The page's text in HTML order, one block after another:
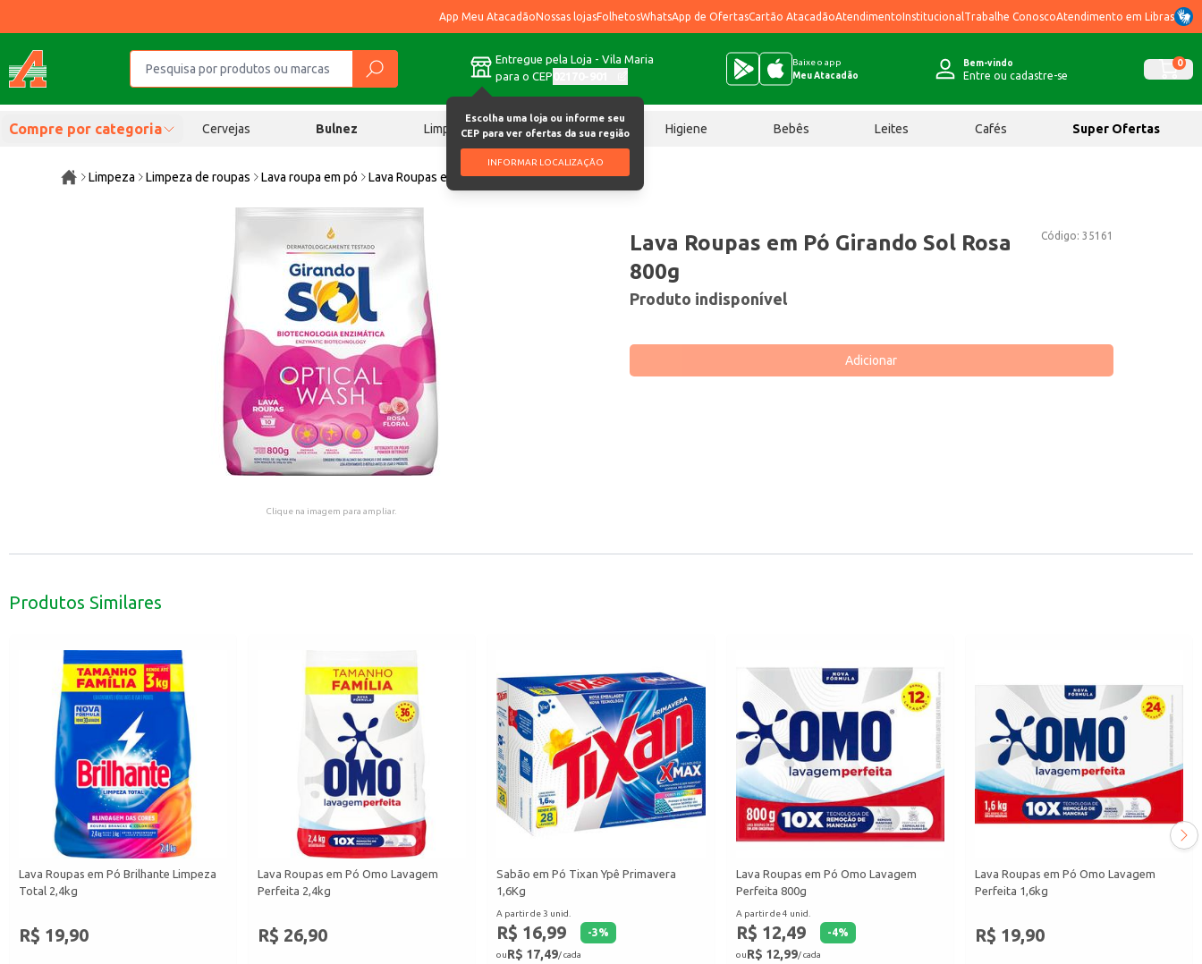
App Meu AtacadãoNossas lojasFolhetosWhatsApp de OfertasCartão AtacadãoAtendimentoInstitucional Trabalhe ConoscoAtendimento em Libras
Entregue pela Loja - Vila Maria
para o CEP
Escolha uma loja ou informe seu
CEP para ver ofertas da sua região
INFORMAR LOCALIZAÇÃO
Baixe o app
Meu Atacadão
Bem-vindo
Entre ou cadastre-se
0
Compre por categoria Cervejas Bulnez Limpeza Chocolates Higiene Bebês Leites Cafés Super Ofertas
Limpeza Limpeza de roupas Lava roupa em pó Lava Roupas em Pó Girando Sol Rosa 800g
Clique na imagem para ampliar.
Código: 35161
Lava Roupas em Pó Girando Sol Rosa
800g
Produto indisponível
Adicionar
Produtos Similares
Lava Roupas em Pó Brilhante Limpeza
Total 2,4kg
R$ 19,90
Lava Roupas em Pó Omo Lavagem
Perfeita 2,4kg
R$ 26,90
Sabão em Pó Tixan Ypê Primavera
1,6Kg
A partir de 3 unid.
R$ 16,99 -3%
ouR$ 17,49/ cada
Lava Roupas em Pó Omo Lavagem
Perfeita 800g
A partir de 4 unid.
R$ 12,49 -4%
ouR$ 12,99/ cada
Lava Roupas em Pó Omo Lavagem
Perfeita 1,6kg
R$ 19,90